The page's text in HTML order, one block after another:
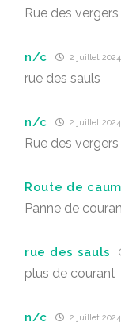
Rue des vergers
n/c 2 juillet
rue des sauls
n/c 2 juillet
Rue des vergers
Route de
Panne de
rue des sauls
plus de courant
n/c 2 juillet